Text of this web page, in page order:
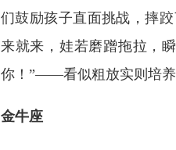
们鼓励孩子直面挑战，摔
来就来，娃若磨蹭拖拉，
你！”——看似粗放实则培养
金牛座